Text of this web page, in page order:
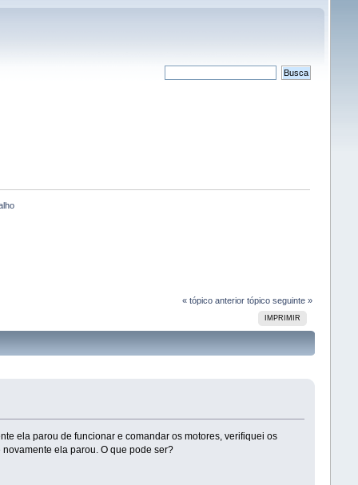
« tópico anterior tópico seguinte »
IMPRIMIR
ela parou de funcionar e comandar os motores, verifiquei os
ela parou. O que pode ser?